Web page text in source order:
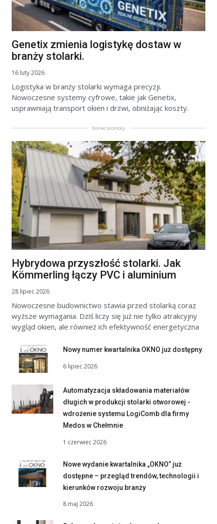
Genetix zmienia logistykę dostaw w
branży stolarki.
16 luty 2026
Logistyka w branży stolarki wymaga precyzji.
Nowoczesne systemy cyfrowe, takie jak Genetix,
usprawniają transport okien i drzwi, obniżając koszty.
Koniec promocji
Hybrydowa przyszłość stolarki. Jak
Kömmerling łączy PVC i aluminium
28 lipiec 2026
Nowoczesne budownictwo stawia przed stolarką coraz
wyższe wymagania. Dziś liczy się już nie tylko atrakcyjny
wygląd okien, ale również ich efektywność energetyczna
Nowy numer kwartalnika OKNO już dostępny.
6 lipiec 2026
Automatyzacja składowania materiałów
długich w produkcji stolarki otworowej -
wdrożenie systemu LogiComb dla firmy
Medos w Chełmnie
1 czerwiec 2026
Nowe wydanie kwartalnika „OKNO” już
dostępne – przegląd trendów, technologii i
kierunków rozwoju branży
8 maj 2026